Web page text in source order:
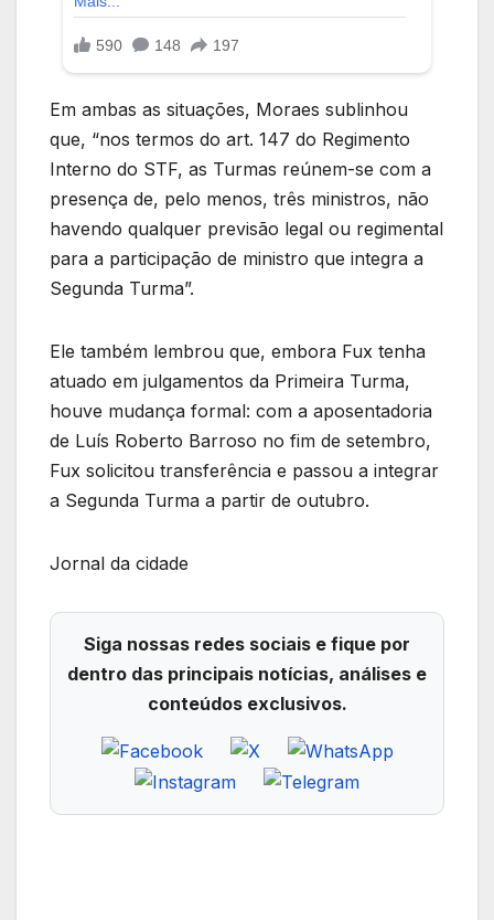
Em ambas as situações, Moraes sublinhou
que, “nos termos do art. 147 do Regimento
Interno do STF, as Turmas reúnem-se com a
presença de, pelo menos, três ministros, não
havendo qualquer previsão legal ou regimental
para a participação de ministro que integra a
Segunda Turma”.
Ele também lembrou que, embora Fux tenha
atuado em julgamentos da Primeira Turma,
houve mudança formal: com a aposentadoria
de Luís Roberto Barroso no fim de setembro,
Fux solicitou transferência e passou a integrar
a Segunda Turma a partir de outubro.
Jornal da cidade
Siga nossas redes sociais e fique por
dentro das principais notícias, análises e
conteúdos exclusivos.